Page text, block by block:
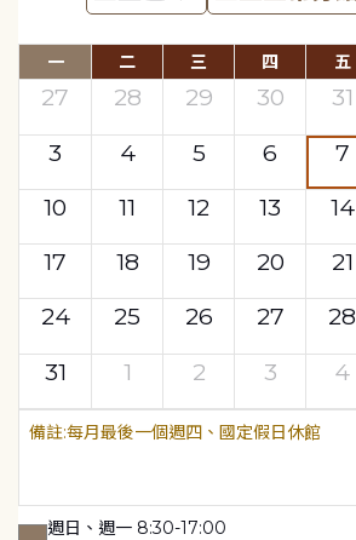
一 二 三 四 五
27 28 29 30 31
3
4 5 6 7
10
11 12 13 14
17
18 19 20 21
24
25 26 27 28
31
1 2 3 4
每月最後一個週四、國定假日休館
週日、週一 8:30-17:00